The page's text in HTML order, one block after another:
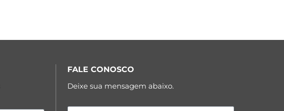
FALE CONOSCO
Deixe sua mensagem abaixo.